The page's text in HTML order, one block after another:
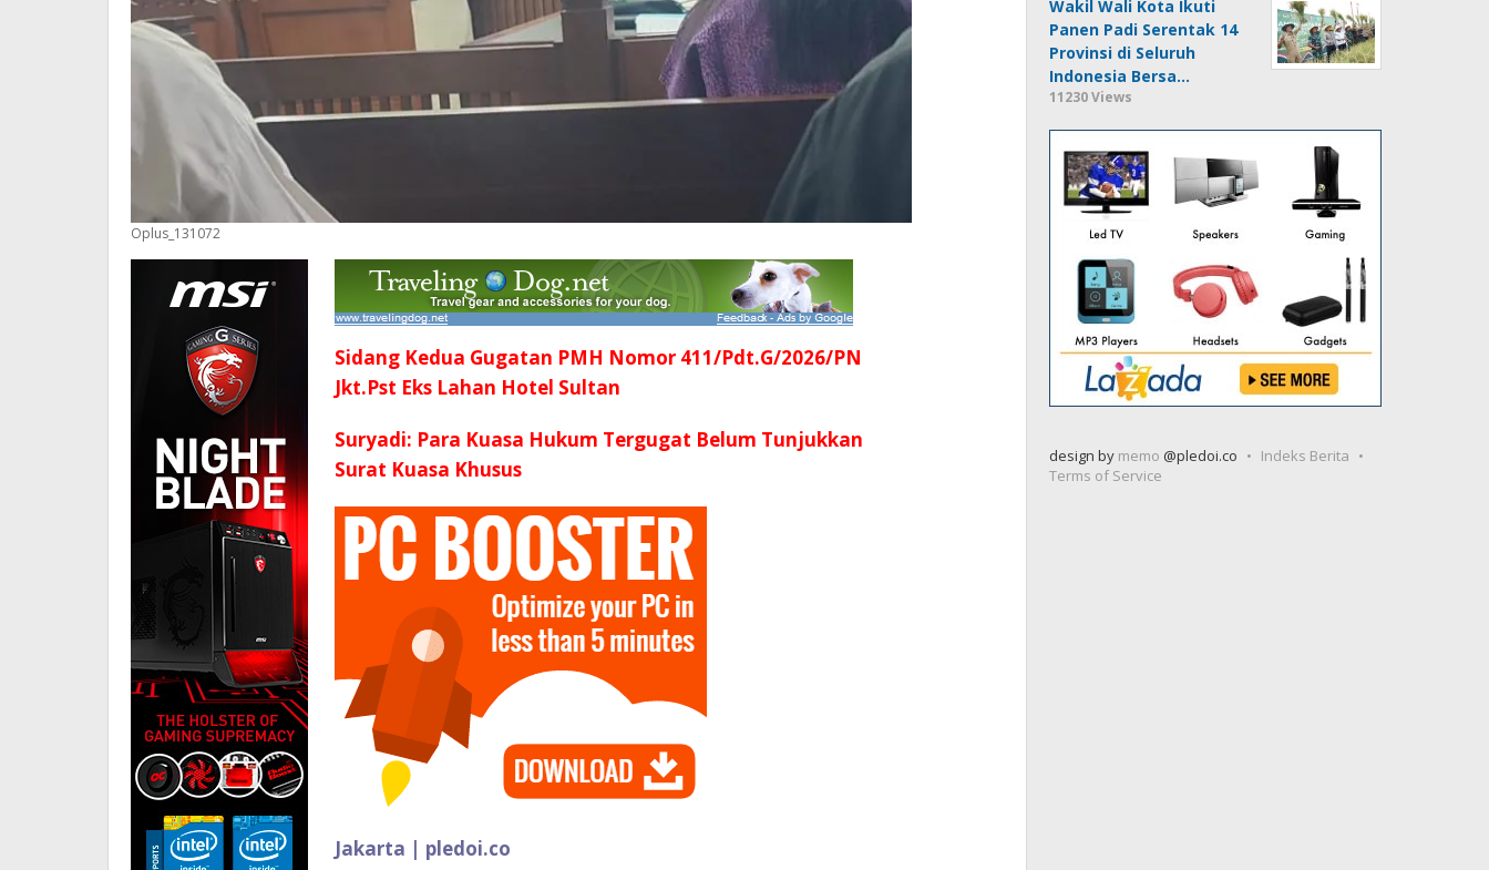
Oplus_131072
Sidang Kedua Gugatan PMH Nomor 411/Pdt.G/2026/PN
Jkt.Pst Eks Lahan Hotel Sultan
Suryadi: Para Kuasa Hukum Tergugat Belum Tunjukkan
Surat Kuasa Khusus
Jakarta | pledoi.co
Wakil Wali Kota Ikuti
Panen Padi Serentak 14
Provinsi di Seluruh
Indonesia Bersa…
11230 Views
design by memo @pledoi.co
Indeks Berita
Terms of Service